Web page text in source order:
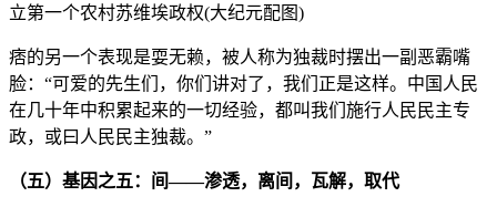
立第一个农村苏维埃政权(大纪元配图)
痞的另一个表现是耍无赖，被人称为独裁时摆出一副恶霸嘴
脸：“可爱的先生们，你们讲对了，我们正是这样。中国人民
在几十年中积累起来的一切经验，都叫我们施行人民民主专
政，或曰人民民主独裁。”
（五）基因之五：间——渗透，离间，瓦解，取代